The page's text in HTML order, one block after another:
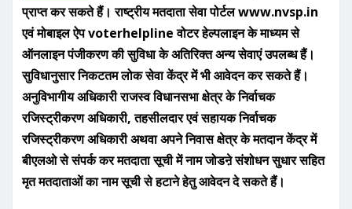
प्राप्त कर सकते हैं। राष्ट्रीय मतदाता सेवा पोर्टल www.nvsp.in
एवं मोबाइल ऐप voterhelpline वोटर हेल्पलाइन के माध्यम से
ऑनलाइन पंजीकरण की सुविधा के अतिरिक्त अन्य सेवाएं उपलब्ध हैं।
सुविधानुसार निकटतम लोक सेवा केंद्र में भी आवेदन कर सकते हैं।
अनुविभागीय अधिकारी राजस्व विधानसभा क्षेत्र के निर्वाचक
रजिस्ट्रीकरण अधिकारी, तहसीलदार एवं सहायक निर्वाचक
रजिस्ट्रीकरण अधिकारी अथवा अपने निवास क्षेत्र के मतदान केंद्र में
बीएलओ से संपर्क कर मतदाता सूची में नाम जोडऩे संशोधन सुधार सहित
मृत मतदाताओं का नाम सूची से हटाने हेतु आवेदन दे सकते हैं।